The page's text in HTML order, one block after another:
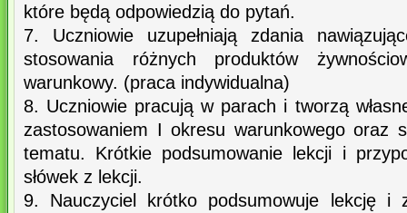
które będą odpowiedzią do pytań.
7. Uczniowie uzupełniają zdania
stosowania różnych produktów
warunkowy. (praca indywidualna)
8. Uczniowie pracują w parach i tworzą
zastosowaniem I okresu warunkowego oraz
tematu. Krótkie podsumowanie lekcji i
słówek z lekcji.
9. Nauczyciel krótko podsumowuje lekcję i